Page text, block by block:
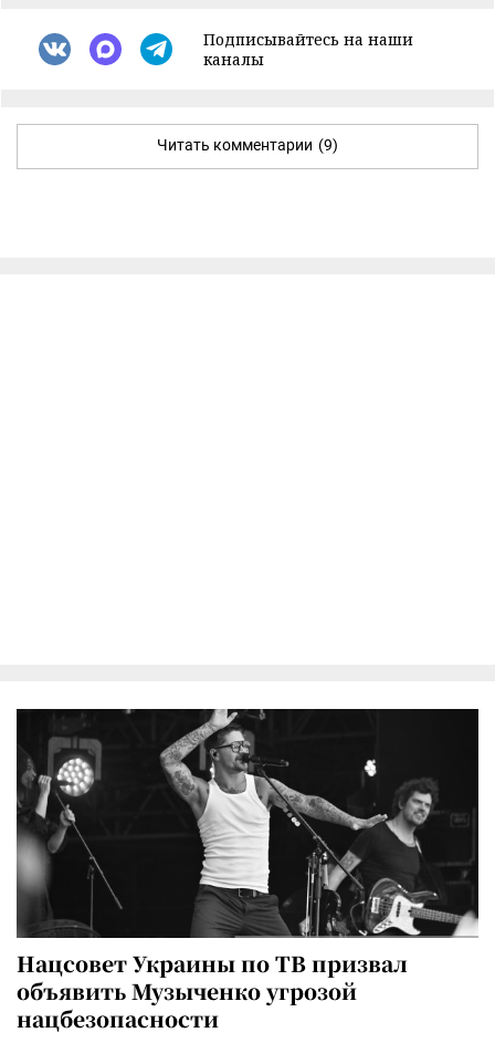
Подписывайтесь на наши
каналы
Читать комментарии (9)
Нацсовет Украины по ТВ призвал
объявить Музыченко угрозой
нацбезопасности